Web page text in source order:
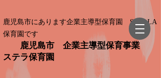
鹿児島市にあります企業主導型保育園 STELLA
保育園です
鹿児島市 企業主導型保育事業
ステラ保育園